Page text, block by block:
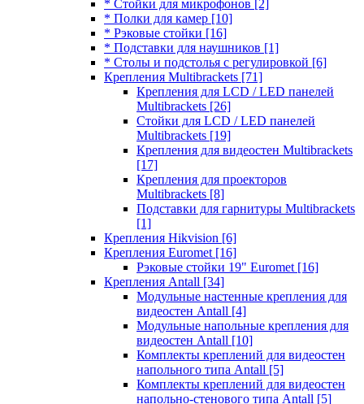
* Стойки для микрофонов [2]
* Полки для камер [10]
* Рэковые стойки [16]
* Подставки для наушников [1]
* Столы и подстолья с регулировкой [6]
Крепления Multibrackets [71]
Крепления для LCD / LED панелей
Multibrackets [26]
Стойки для LCD / LED панелей
Multibrackets [19]
Крепления для видеостен Multibrackets
[17]
Крепления для проекторов
Multibrackets [8]
Подставки для гарнитуры Multibrackets
[1]
Крепления Hikvision [6]
Крепления Euromet [16]
Рэковые стойки 19" Euromet [16]
Крепления Antall [34]
Модульные настенные крепления для
видеостен Antall [4]
Модульные напольные крепления для
видеостен Antall [10]
Комплекты креплений для видеостен
напольного типа Antall [5]
Комплекты креплений для видеостен
напольно-стенового типа Antall [5]